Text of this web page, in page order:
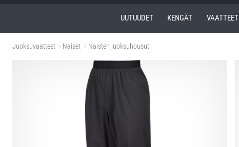
UUTUUDET KENGÄT VAATTEET
Juoksuvaatteet Naiset Naisten juoksuhousut